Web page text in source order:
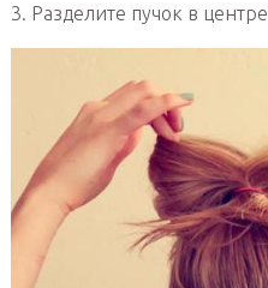
3. Разделите пучок в центре.